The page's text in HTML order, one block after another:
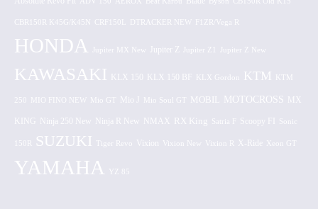
CBR150R K45G/K45N CRF150L DTRACKER NEW F1ZR/Vega R
HONDA Jupiter MX New Jupiter Z Jupiter Z1 Jupiter Z New
KAWASAKI KLX 150 KLX 150 BF KLX Gordon KTM KTM
250 MIO FINO NEW Mio GT Mio J Mio Soul GT MOBIL MOTOCROSS MX
KING Ninja 250 New Ninja R New NMAX RX King Satria F Scoopy FI Sonic
150R SUZUKI Tiger Revo Vixion Vixion New Vixion R X-Ride Xeon GT
YAMAHA YZ 85